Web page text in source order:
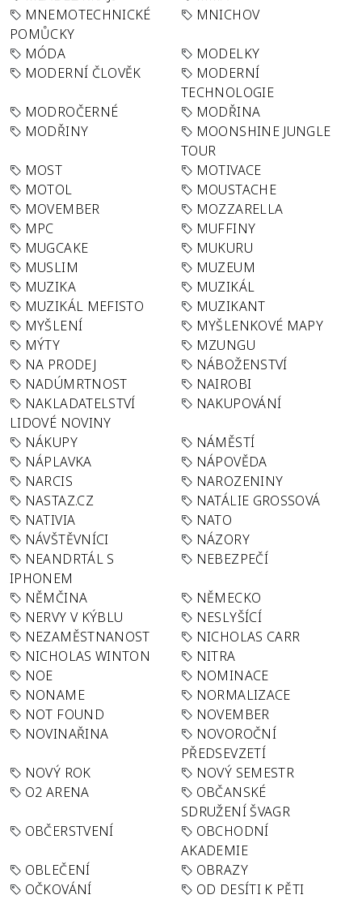
MNEMOTECHNICKÉ
POMŮCKY
MNICHOV
MÓDA
MODELKY
MODERNÍ ČLOVĚK
MODERNÍ
TECHNOLOGIE
MODROČERNÉ
MODŘINA
MODŘINY
MOONSHINE JUNGLE
TOUR
MOST
MOTIVACE
MOTOL
MOUSTACHE
MOVEMBER
MOZZARELLA
MPC
MUFFINY
MUGCAKE
MUKURU
MUSLIM
MUZEUM
MUZIKA
MUZIKÁL
MUZIKÁL MEFISTO
MUZIKANT
MYŠLENÍ
MYŠLENKOVÉ MAPY
MÝTY
MZUNGU
NA PRODEJ
NÁBOŽENSTVÍ
NADÚMRTNOST
NAIROBI
NAKLADATELSTVÍ
LIDOVÉ NOVINY
NAKUPOVÁNÍ
NÁKUPY
NÁMĚSTÍ
NÁPLAVKA
NÁPOVĚDA
NARCIS
NAROZENINY
NASTAZ.CZ
NATÁLIE GROSSOVÁ
NATIVIA
NATO
NÁVŠTĚVNÍCI
NÁZORY
NEANDRTÁL S
IPHONEM
NEBEZPEČÍ
NĚMČINA
NĚMECKO
NERVY V KÝBLU
NESLYŠÍCÍ
NEZAMĚSTNANOST
NICHOLAS CARR
NICHOLAS WINTON
NITRA
NOE
NOMINACE
NONAME
NORMALIZACE
NOT FOUND
NOVEMBER
NOVINAŘINA
NOVOROČNÍ
PŘEDSEVZETÍ
NOVÝ ROK
NOVÝ SEMESTR
O2 ARENA
OBČANSKÉ
SDRUŽENÍ ŠVAGR
OBČERSTVENÍ
OBCHODNÍ
AKADEMIE
OBLEČENÍ
OBRAZY
OČKOVÁNÍ
OD DESÍTI K PĚTI